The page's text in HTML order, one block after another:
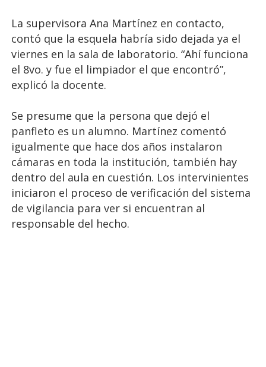
La supervisora Ana Martínez en contacto,
contó que la esquela habría sido dejada ya el
viernes en la sala de laboratorio. “Ahí funciona
el 8vo. y fue el limpiador el que encontró”,
explicó la docente.
Se presume que la persona que dejó el
panfleto es un alumno. Martínez comentó
igualmente que hace dos años instalaron
cámaras en toda la institución, también hay
dentro del aula en cuestión. Los intervinientes
iniciaron el proceso de verificación del sistema
de vigilancia para ver si encuentran al
responsable del hecho.